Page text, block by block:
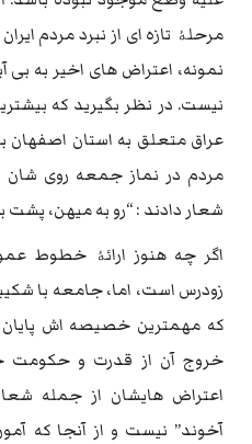
مرحلۀ تازه ای از نبرد مردم
نمونه، اعتراض های اخیر به
نیست. در نظر بگیرید که
عراق متعلق به استان اصفهان
مردم در نماز جمعه روی شان
شعار دادند : “رو به میهن، پشت
اگر چه هنوز ارائۀ خطوط
زودرس است، اما، جامعه با
که مهمترین خصیصه اش پایان
خروج آن از قدرت و حکومت
اعتراض هایشان از جمله
آخوند” نیست و از آنجا که